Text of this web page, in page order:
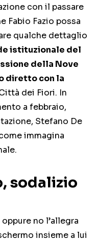
con il passare
Fabio Fazio possa
qualche dettaglio
istituzionale del
della Nove
diretto con la
dei Fiori. In
a febbraio,
Stefano De
immagina
sodalizio
no l’allegra
insieme a lui